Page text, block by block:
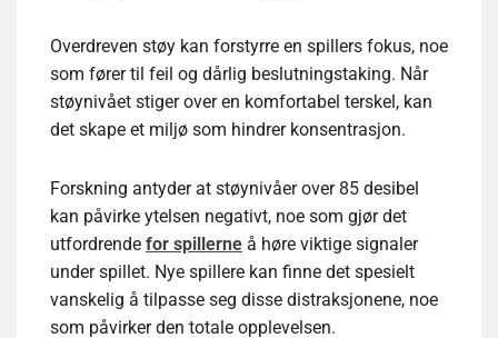
Overdreven støy kan forstyrre en spillers fokus, noe
som fører til feil og dårlig beslutningstaking. Når
støynivået stiger over en komfortabel terskel, kan
det skape et miljø som hindrer konsentrasjon.
Forskning antyder at støynivåer over 85 desibel
kan påvirke ytelsen negativt, noe som gjør det
utfordrende for spillerne å høre viktige signaler
under spillet. Nye spillere kan finne det spesielt
vanskelig å tilpasse seg disse distraksjonene, noe
som påvirker den totale opplevelsen.